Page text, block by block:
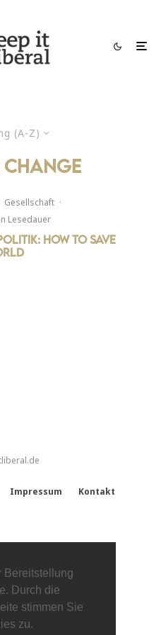
Bereitstellung
Durch die
stimmen Sie
zu.
(A-Z)
Gesellschaft ·
Lesedauer
How to save
Impressum Kontakt